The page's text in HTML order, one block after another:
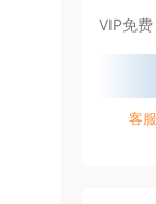
VIP免费
客